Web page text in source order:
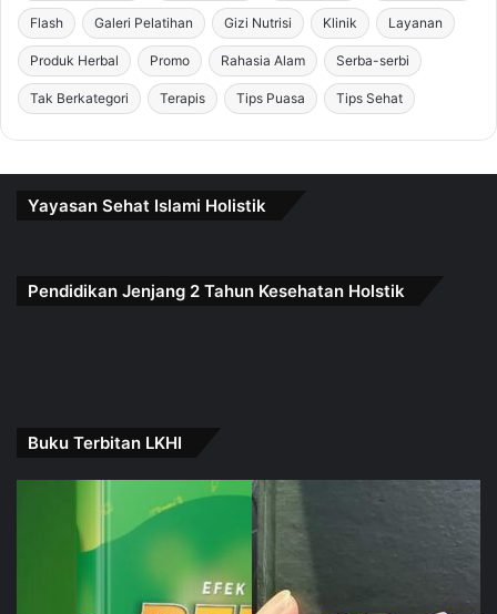
Flash Galeri Pelatihan Gizi Nutrisi Klinik Layanan
Produk Herbal Promo Rahasia Alam Serba-serbi
Tak Berkategori Terapis Tips Puasa Tips Sehat
Yayasan Sehat Islami Holistik
Pendidikan Jenjang 2 Tahun Kesehatan Holstik
Buku Terbitan LKHI